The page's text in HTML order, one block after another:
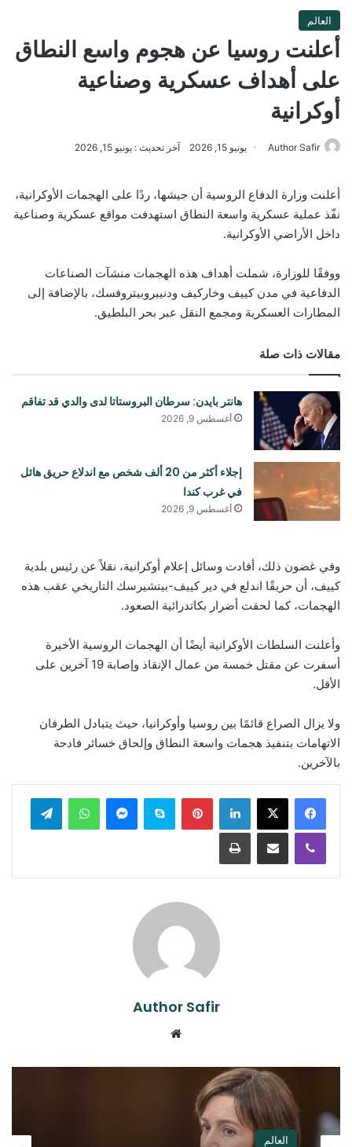
العالم
أعلنت روسيا عن هجوم واسع النطاق
على أهداف عسكرية وصناعية
أوكرانية
Author Safir يونيو 15, 2026 آخر تحديث : يونيو 15, 2026
أعلنت وزارة الدفاع الروسية أن جيشها، ردًا على الهجمات الأوكرانية،
نفّذ عملية عسكرية واسعة النطاق استهدفت مواقع عسكرية وصناعية
داخل الأراضي الأوكرانية.
ووفقًا للوزارة، شملت أهداف هذه الهجمات منشآت الصناعات
الدفاعية في مدن كييف وخاركيف ودنيبروبيتروفسك، بالإضافة إلى
المطارات العسكرية ومجمع النقل عبر بحر البلطيق.
مقالات ذات صلة
هانتر بايدن: سرطان البروستاتا لدى والدي قد تفاقم
أغسطس 9, 2026
إجلاء أكثر من 20 ألف شخص مع اندلاع حريق هائل
في غرب كندا
أغسطس 9, 2026
وفي غضون ذلك، أفادت وسائل إعلام أوكرانية، نقلاً عن رئيس بلدية
كييف، أن حريقًا اندلع في دير كييف-بيتشيرسك التاريخي عقب هذه
الهجمات، كما لحقت أضرار بكاتدرائية الصعود.
وأعلنت السلطات الأوكرانية أيضًا أن الهجمات الروسية الأخيرة
أسفرت عن مقتل خمسة من عمال الإنقاذ وإصابة 19 آخرين على
الأقل.
ولا يزال الصراع قائمًا بين روسيا وأوكرانيا، حيث يتبادل الطرفان
الاتهامات بتنفيذ هجمات واسعة النطاق وإلحاق خسائر فادحة
بالآخرين.
لينكدإن بينتيريستسكايب ماسنجر واتساب تيلقرام
ڤايبر مشاركة عبر البريد طباعة
Author Safir
العالم